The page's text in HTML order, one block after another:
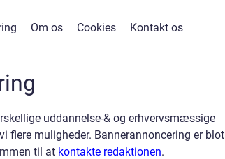
Om os Cookies Kontakt os
uddannelse-& og erhvervsmæssige
flere muligheder. Bannerannoncering er blot
til at kontakte redaktionen.